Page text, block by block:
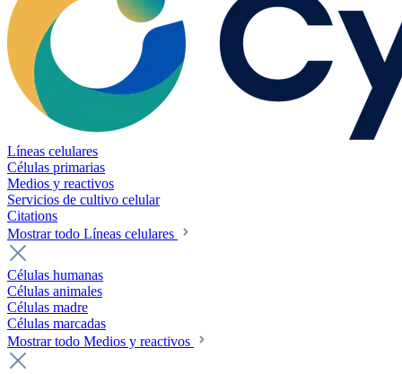
Líneas celulares
Células primarias
Medios y reactivos
Servicios de cultivo celular
Citations
Mostrar todo Líneas celulares
Células humanas
Células animales
Células madre
Células marcadas
Mostrar todo Medios y reactivos